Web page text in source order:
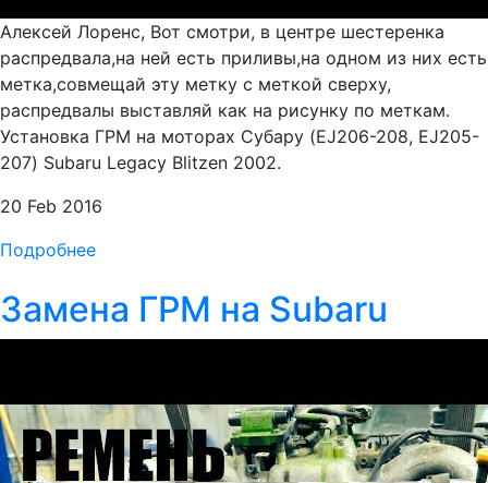
Алексей Лоренс, Вот смотри, в центре шестеренка
распредвала,на ней есть приливы,на одном из них есть
метка,совмещай эту метку с меткой сверху,
распредвалы выставляй как на рисунку по меткам.
Установка ГРМ на моторах Субару (EJ206-208, EJ205-
207) Subaru Legacy Blitzen 2002.
20 Feb 2016
Подробнее
Замена ГРМ на Subaru